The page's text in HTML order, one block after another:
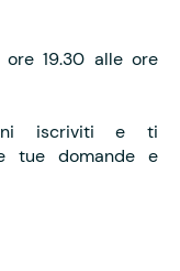
19.30 alle ore
iscriviti e ti
tue domande e